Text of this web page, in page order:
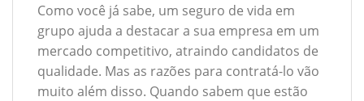
Como você já sabe, um seguro de vida em
grupo ajuda a destacar a sua empresa em um
mercado competitivo, atraindo candidatos de
qualidade. Mas as razões para contratá-lo vão
muito além disso. Quando sabem que estão